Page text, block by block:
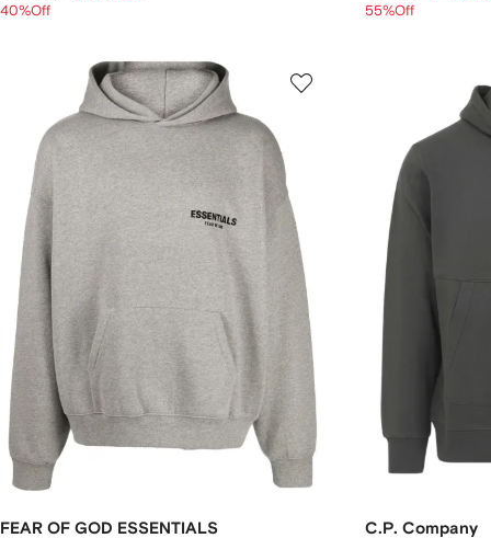
40%Off 55%Off
FEAR OF GOD ESSENTIALS C.P. Company